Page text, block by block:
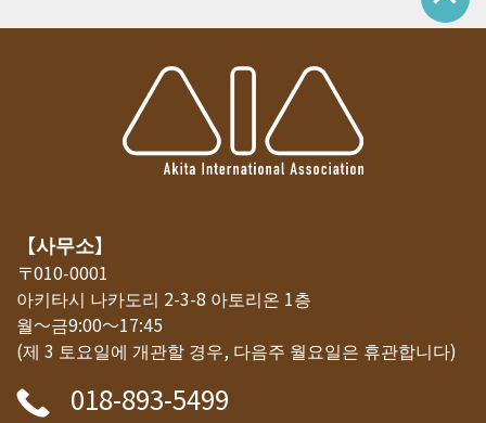
【사무소】
〒010-0001
아키타시 나카도리 2-3-8 아토리온 1층
월～금9:00～17:45
(제 3 토요일에 개관할 경우, 다음주 월요일은 휴관합니다)
018-893-5499